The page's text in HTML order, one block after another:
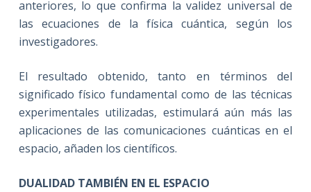
anteriores, lo que confirma la validez universal de
las ecuaciones de la física cuántica, según los
investigadores.
El resultado obtenido, tanto en términos del
significado físico fundamental como de las técnicas
experimentales utilizadas, estimulará aún más las
aplicaciones de las comunicaciones cuánticas en el
espacio, añaden los científicos.
DUALIDAD TAMBIÉN EN EL ESPACIO